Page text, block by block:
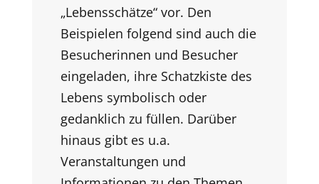
„Lebensschätze“ vor. Den
Beispielen folgend sind auch die
Besucherinnen und Besucher
eingeladen, ihre Schatzkiste des
Lebens symbolisch oder
gedanklich zu füllen. Darüber
hinaus gibt es u.a.
Veranstaltungen und